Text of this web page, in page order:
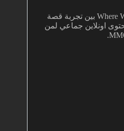
بهذا الشكل تجمع Where Winds Meet بين تجربة قصة
اونلاين جماعي لمن